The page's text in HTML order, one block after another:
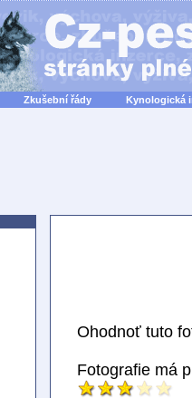
Zkušební řády Kynologická
Ohodnoť tuto
Fotografie má